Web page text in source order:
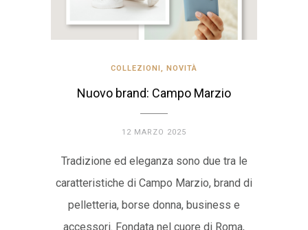
COLLEZIONI, NOVITÀ
Nuovo brand: Campo Marzio
12 MARZO 2025
Tradizione ed eleganza sono due tra le
caratteristiche di Campo Marzio, brand di
pelletteria, borse donna, business e
accessori. Fondata nel cuore di Roma,